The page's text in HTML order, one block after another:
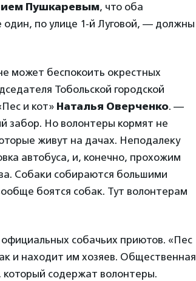
Пушкаревым, что оба
один, по улице 1-й Луговой, — должны
может беспокоить окрестных
Тобольской городской
и кот» Наталья Оверченко. —
забор. Но волонтеры кормят не
живут на дачах. Неподалеку
автобуса, и, конечно, прохожим
Собаки собираются большими
боятся собак. Тут волонтерам
собачьих приютов. «Пес
и находит им хозяев. Общественная
который содержат волонтеры.